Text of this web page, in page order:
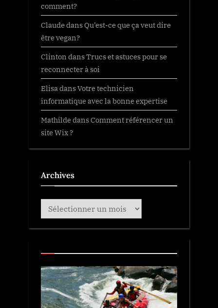
comment?
ClaudedansQu’est-ce que ça veut dire
être vegan?
Clinton dansTrucs et astuces pour se
reconnecter à soi
ElisadansVotre technicien
informatique avec la bonne expertise
MathildedansComment référencer un
site Wix ?
Archives
Archives